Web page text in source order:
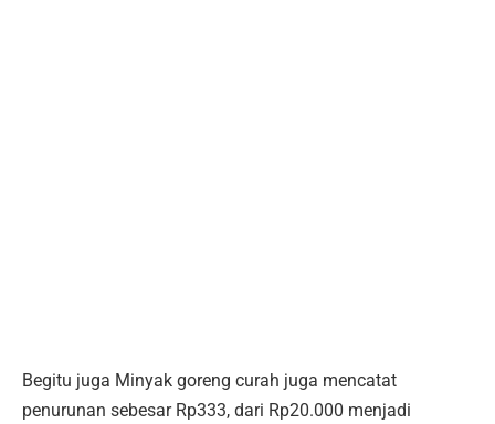
Begitu juga Minyak goreng curah juga mencatat
penurunan sebesar Rp333, dari Rp20.000 menjadi